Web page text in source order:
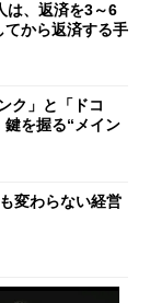
は、返済を3～6
てから返済する手
ク」と「ドコ
を握る“メイン
変わらない経営